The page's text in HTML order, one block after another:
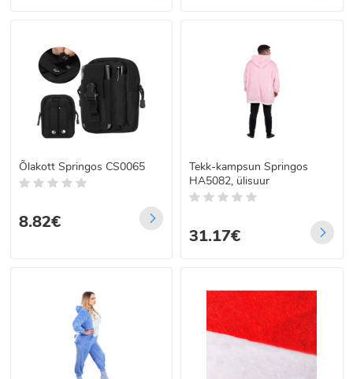
Õlakott Springos CS0065
8.82€
Tekk-kampsun Springos
HA5082, ülisuur
31.17€